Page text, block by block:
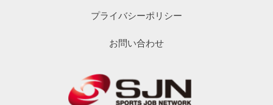
プライバシーポリシー
お問い合わせ